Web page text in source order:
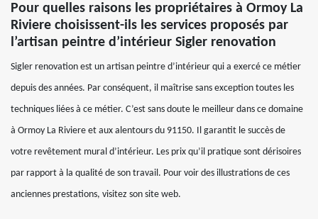
Pour quelles raisons les propriétaires à Ormoy La
Riviere choisissent-ils les services proposés par
l’artisan peintre d’intérieur Sigler renovation
Sigler renovation est un artisan peintre d’intérieur qui a exercé ce métier
depuis des années. Par conséquent, il maîtrise sans exception toutes les
techniques liées à ce métier. C’est sans doute le meilleur dans ce domaine
à Ormoy La Riviere et aux alentours du 91150. Il garantit le succès de
votre revêtement mural d’intérieur. Les prix qu’il pratique sont dérisoires
par rapport à la qualité de son travail. Pour voir des illustrations de ces
anciennes prestations, visitez son site web.